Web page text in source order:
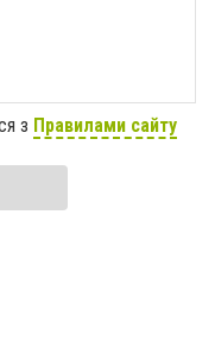
з Правилами сайту